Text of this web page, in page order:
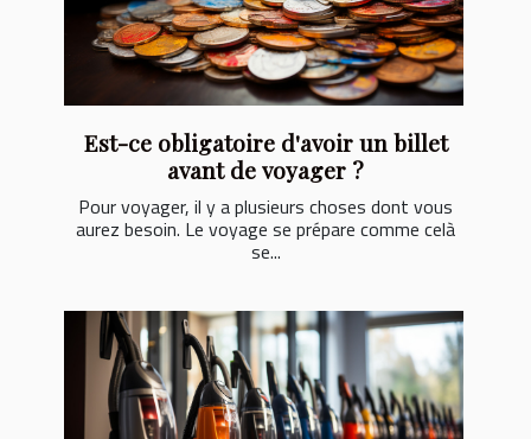
Est-ce obligatoire d'avoir un billet
avant de voyager ?
Pour voyager, il y a plusieurs choses dont vous
aurez besoin. Le voyage se prépare comme celà
se...